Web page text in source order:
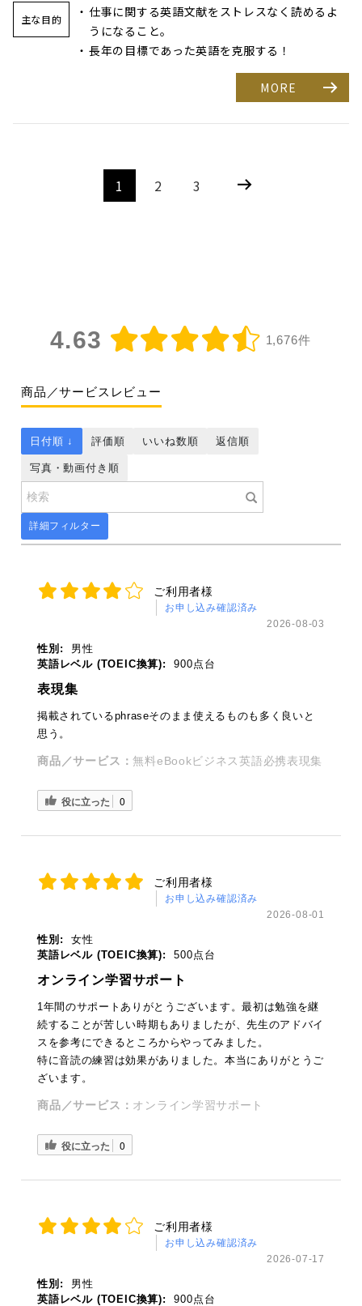
主な目的
仕事に関する英語文献をストレスなく読めるよ
うになること。
長年の目標であった英語を克服する！
MORE
1 2 3
4.63 1,676件
商品／サービスレビュー
詳細フィルター
日付順 ↓ 評価順 いいね数順 返信順
写真・動画付き順
ご利用者様
お申し込み確認済み
2026-08-03
性別:
男性
英語レベル (TOEIC換算):
900点台
表現集
掲載されているphraseそのまま使えるものも多く良いと
思う。
商品／サービス：無料eBookビジネス英語必携表現集
役に立った 0
ご利用者様
お申し込み確認済み
2026-08-01
性別:
女性
英語レベル (TOEIC換算):
500点台
オンライン学習サポート
1年間のサポートありがとうございます。最初は勉強を継
続することが苦しい時期もありましたが、先生のアドバイ
スを参考にできるところからやってみました。
特に音読の練習は効果がありました。本当にありがとうご
ざいます。
商品／サービス： オンライン学習サポート
役に立った 0
ご利用者様
お申し込み確認済み
2026-07-17
性別:
男性
英語レベル (TOEIC換算):
900点台